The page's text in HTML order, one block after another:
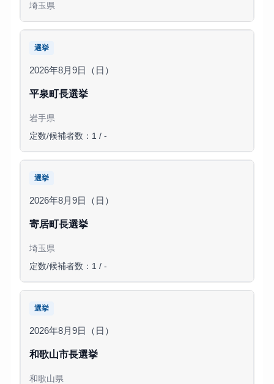
埼玉県
選挙
2026年8月9日（日）
平泉町長選挙
岩手県
定数/候補者数：1 / -
選挙
2026年8月9日（日）
寄居町長選挙
埼玉県
定数/候補者数：1 / -
選挙
2026年8月9日（日）
和歌山市長選挙
和歌山県